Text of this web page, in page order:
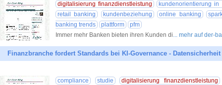
digitalisierung finanzdienstleistung
kundenorientierung in
retail banking
kundenbeziehung online banking
banking trends
plattform
pfm
Immer mehr Banken bieten ihren Kunden di... mehr auf der-
Finanzbranche fordert Standards bei KI-Governance -
compliance studie
digitalisierung finanzdienstleistung